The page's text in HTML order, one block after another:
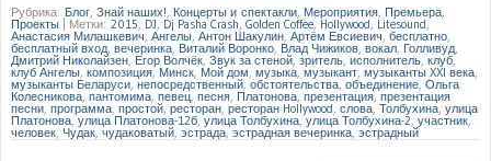
Рубрика: Блог Знай наших! Концерты и спектакли Мероприятия Премьера
Проекты Метки: 2015 DJ Dj Pasha Crash Golden Coffee Hollywood Litesound ,
Анастасия Милашкевич Ангелы Антон Шакулин Артём Евсиевич бесплатно
бесплатный вход вечеринка Виталий Воронко Влад Чижиков вокал Голливуд
Дмитрий Николайзен Егор Волчёк Звук за стеной зритель исполнитель клуб,
клуб Ангелы композиция, Минск Мой дом музыка музыкант музыканты XXI века
музыканты Беларуси непосредственный ,обстоятельства объединение Ольга
Колесникова пантомима певец песня Платонова презентация ,презентация
песни программа простой ресторан ресторан Hollywood слова, Толбухина улица
Платонова ,улица Платонова-12б ,улица Толбухина ,улица Толбухина-2 участник,
человек Чудак чудаковатый эстрада ,эстрадная вечеринка эстрадный